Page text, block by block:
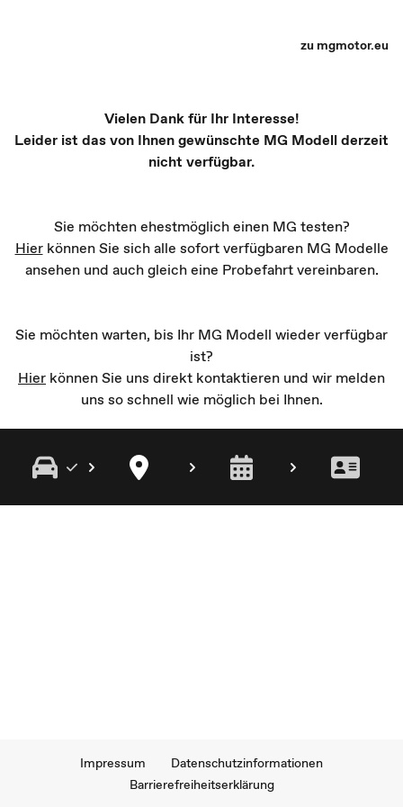
zu mgmotor.eu
Vielen Dank für Ihr Interesse!
Leider ist das von Ihnen gewünschte MG Modell derzeit
nicht verfügbar.
Sie möchten ehestmöglich einen MG testen?
Hier können Sie sich alle sofort verfügbaren MG Modelle
ansehen und auch gleich eine Probefahrt vereinbaren.
Sie möchten warten, bis Ihr MG Modell wieder verfügbar
ist?
Hier können Sie uns direkt kontaktieren und wir melden
uns so schnell wie möglich bei Ihnen.
Impressum
Datenschutzinformationen
Barrierefreiheitserklärung